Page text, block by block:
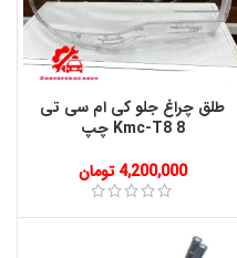
طلق چراغ جلو کی ام سی تی
8 Kmc-T8 چپ
4,200,000 تومان